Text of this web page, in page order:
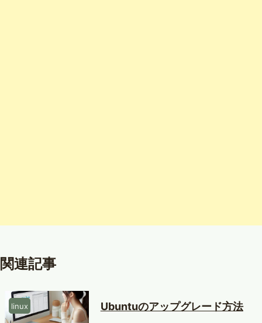
関連記事
linux Ubuntuのアップグレード方法